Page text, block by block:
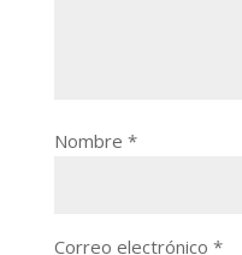
Nombre *
Correo electrónico *